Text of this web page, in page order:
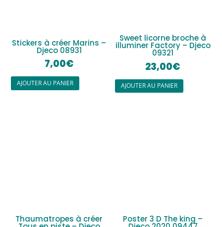
Stickers à créer Marins –
Djeco 08931
7,00€
AJOUTER AU PANIER
Sweet licorne broche à
illuminer Factory – Djeco
09321
23,00€
AJOUTER AU PANIER
Thaumatropes à créer Poster 3 D The king –